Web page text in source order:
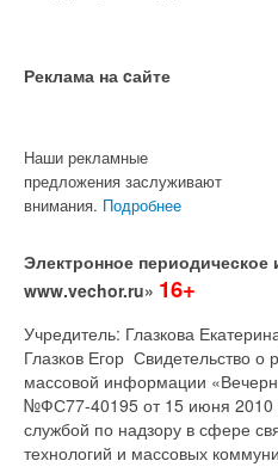
Реклама на cайте
Наши рекламные
предложения заслуживают
внимания. Подробнее
Электронное
www.vechor.ru» 16+
Учредитель: Глазкова
Глазков Егор Свидетельство о
массовой информации
№ФС77-40195 от 15 июня 2010
службой по надзору в сфере
технологий и массовых